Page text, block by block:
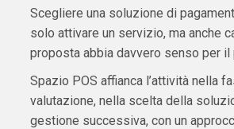
Scegliere una soluzione di
solo attivare un servizio, ma anche
proposta abbia davvero senso per il
Spazio POS affianca l’attività nella
valutazione, nella scelta della
gestione successiva, con un